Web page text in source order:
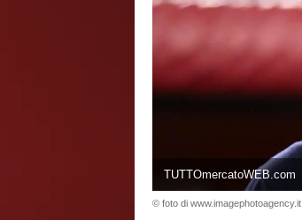
TUTTOmercatoWEB.com
© foto di www.imagephotoagency.it